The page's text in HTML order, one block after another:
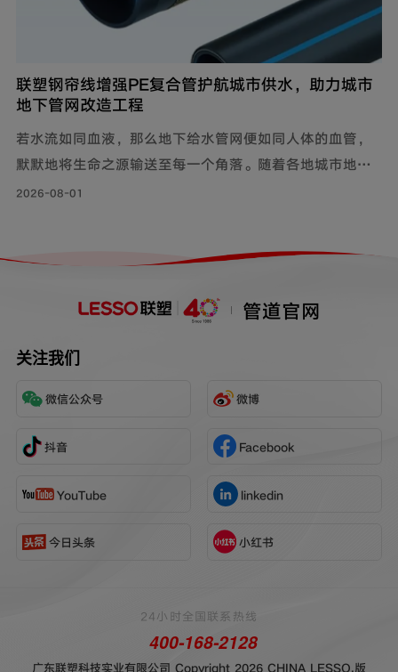
联塑钢帘线增强PE复合管护航城市供水，助力城市
地下管网改造工程
若水流如同血液，那么地下给水管网便如同人体的血管，
默默地将生命之源输送至每一个角落。随着各地城市地下
管网改造工程持续落地，老旧管线迭代升级，联塑给水用
系统的坚实保障。
2026-08-01
管道官网
关注我们
微信公众号 微博
抖音 Facebook
YouTube linkedin
今日头条 小红书
广东联塑科技实业有限公司 Copyright 2026 CHINA LESSO.版
24小时全国联系热线
400-168-2128